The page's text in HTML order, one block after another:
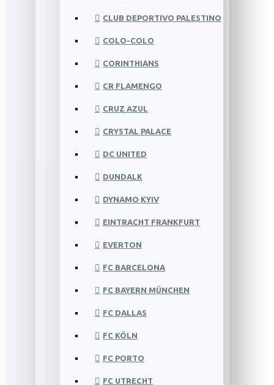
CLUB DEPORTIVO PALESTINO
COLO-COLO
CORINTHIANS
CR FLAMENGO
CRUZ AZUL
CRYSTAL PALACE
DC UNITED
DUNDALK
DYNAMO KYIV
EINTRACHT FRANKFURT
EVERTON
FC BARCELONA
FC BAYERN MÜNCHEN
FC DALLAS
FC KÖLN
FC PORTO
FC UTRECHT